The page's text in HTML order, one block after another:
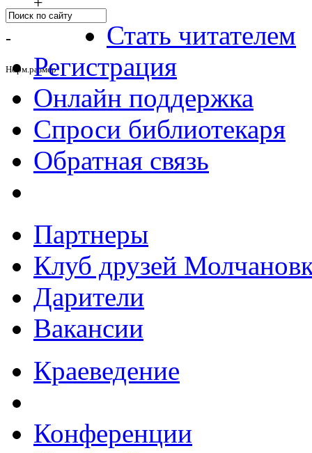
-
Норм.размер
Стать читателем
Регистрация
Онлайн поддержка
Спроси библиотекаря
Обратная связь
Партнеры
Клуб друзей
Дарители
Вакансии
Краеведение
Конференции